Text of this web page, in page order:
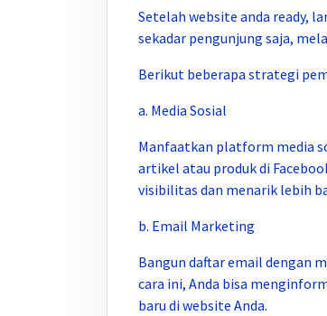
Setelah website anda ready,
sekadar pengunjung saja,
Berikut beberapa strategi
a. Media Sosial
Manfaatkan platform media
artikel atau produk di
visibilitas dan menarik lebih
b. Email Marketing
Bangun daftar email dengan
cara ini, Anda bisa
baru di website Anda.